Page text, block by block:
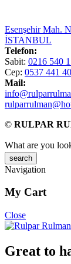
Esenşehir Mah.
İSTANBUL
Telefon:
Sabit: 0216 540
Cep: 0537 441
Mail:
© RULPAR
What are you
Navigation
My Cart
Close
Great to